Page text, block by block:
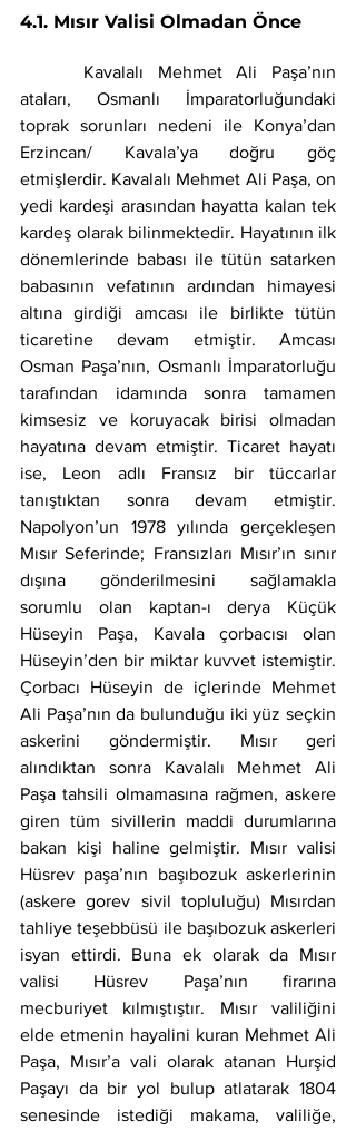
4.1. Mısır Valisi Olmadan Önce
ataları, Osmanlı İmparatorluğundaki
toprak sorunları nedeni ile Konya’dan
Erzincan/ Kavala’ya doğru göç
etmişlerdir. Kavalalı Mehmet Ali Paşa, on
yedi kardeşi arasından hayatta kalan tek
kardeş olarak bilinmektedir. Hayatının ilk
dönemlerinde babası ile tütün satarken
babasının vefatının ardından himayesi
altına girdiği amcası ile birlikte tütün
ticaretine devam etmiştir. Amcası
Osman Paşa’nın, Osmanlı İmparatorluğu
tarafından idamında sonra tamamen
kimsesiz ve koruyacak birisi olmadan
hayatına devam etmiştir. Ticaret hayatı
ise, Leon adlı Fransız bir tüccarlar
tanıştıktan sonra devam etmiştir.
Napolyon’un 1978 yılında gerçekleşen
Mısır Seferinde; Fransızları Mısır’ın sınır
dışına gönderilmesini sağlamakla
sorumlu olan kaptan-ı derya Küçük
Hüseyin Paşa, Kavala çorbacısı olan
Hüseyin’den bir miktar kuvvet istemiştir.
Çorbacı Hüseyin de içlerinde Mehmet
Ali Paşa’nın da bulunduğu iki yüz seçkin
askerini göndermiştir. Mısır geri
alındıktan sonra Kavalalı Mehmet Ali
Paşa tahsili olmamasına rağmen, askere
giren tüm sivillerin maddi durumlarına
bakan kişi haline gelmiştir. Mısır valisi
Hüsrev paşa’nın başıbozuk askerlerinin
(askere gorev sivil topluluğu) Mısırdan
tahliye teşebbüsü ile başıbozuk askerleri
isyan ettirdi. Buna ek olarak da Mısır
valisi Hüsrev Paşa’nın firarına
mecburiyet kılmıştıştır. Mısır valiliğini
elde etmenin hayalini kuran Mehmet Ali
Paşa, Mısır’a vali olarak atanan Hurşid
Paşayı da bir yol bulup atlatarak 1804
senesinde istediği makama, valiliğe,